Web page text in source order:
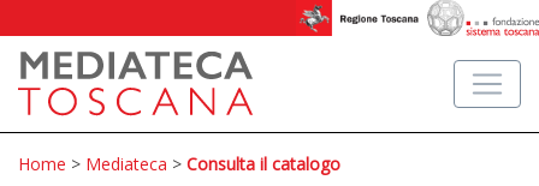
Home > Mediateca > Consulta il catalogo